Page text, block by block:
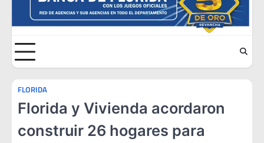
FLORIDA
Florida y Vivienda acordaron
construir 26 hogares para